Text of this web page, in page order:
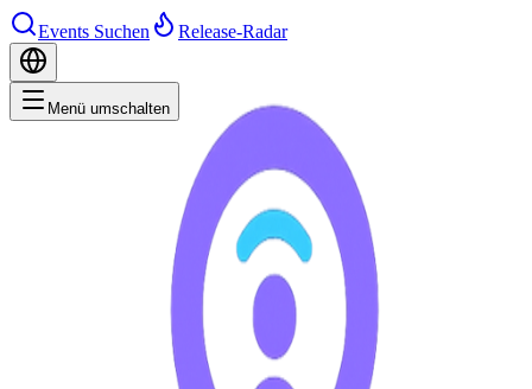
Events Suchen Release-Radar
Menü umschalten